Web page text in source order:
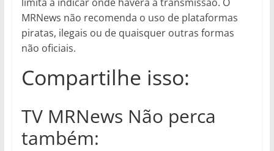
MRNews não recomenda o uso de plataformas
piratas, ilegais ou de quaisquer outras formas
não oficiais.
Compartilhe isso:
TV MRNews Não perca
também: